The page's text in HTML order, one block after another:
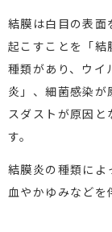
結膜は白目の表面
起こすことを「結
種類があり、ウイ
炎」、細菌感染が
スダストが原因
す。
結膜炎の種類によ
血やかゆみなどを